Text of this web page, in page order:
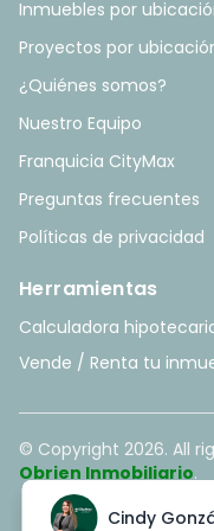
Cindy
Cindy
Inmuebles por
Proyectos por
¿Quiénes somos?
Nuestro Equipo
Franquicia CityMax
Preguntas frecuentes
Políticas de privacidad
Herramientas
Calculadora
Vende / Renta tu
© Copyright 2026. All
Obrien Inmobiliario.